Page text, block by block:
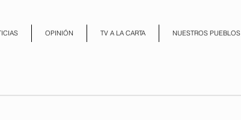
OPINIÓN TV A LA CARTA NUESTROS PUEBLOS